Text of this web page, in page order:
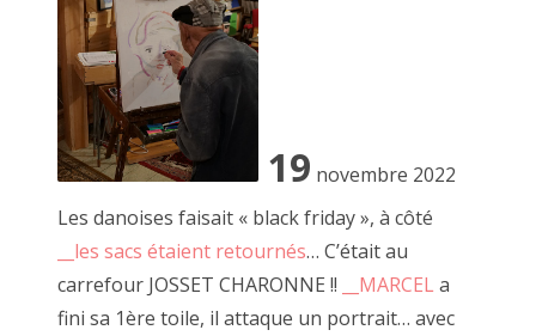
2017 août
2017 juillet
2017 juin
2017 mai
2017 mars
19 novembre 2022
Les danoises faisait « black friday », à côté
__les sacs étaient retournés… C’était au
carrefour JOSSET CHARONNE !!
__MARCEL a
fini sa 1ère toile, il attaque un portrait… avec
24 juillet 2021, carton béat